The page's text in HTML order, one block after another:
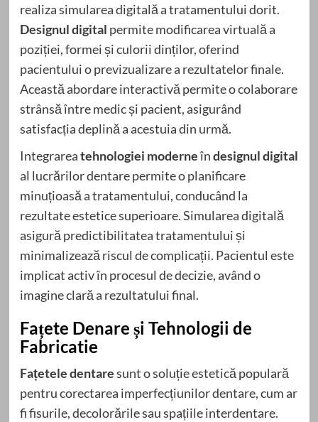
realiza simularea digitală a tratamentului dorit.
Designul digital permite modificarea virtuală a
poziției, formei și culorii dinților, oferind
pacientului o previzualizare a rezultatelor finale.
Această abordare interactivă permite o colaborare
strânsă între medic și pacient, asigurând
satisfacția deplină a acestuia din urmă.
Integrareatehnologiei moderneîndesignul digital
al lucrărilor dentare permite o planificare
minuțioasă a tratamentului, conducând la
rezultate estetice superioare. Simularea digitală
asigură predictibilitatea tratamentului și
minimalizează riscul de complicații. Pacientul este
implicat activ în procesul de decizie, având o
imagine clară a rezultatului final.
Fațete Denare și Tehnologii de
Fabricatie
Fațetele dentaresunt o soluție estetică populară
pentru corectarea imperfecțiunilor dentare, cum ar
fi fisurile, decolorările sau spațiile interdentare.